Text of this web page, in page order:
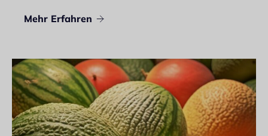
Mehr Erfahren